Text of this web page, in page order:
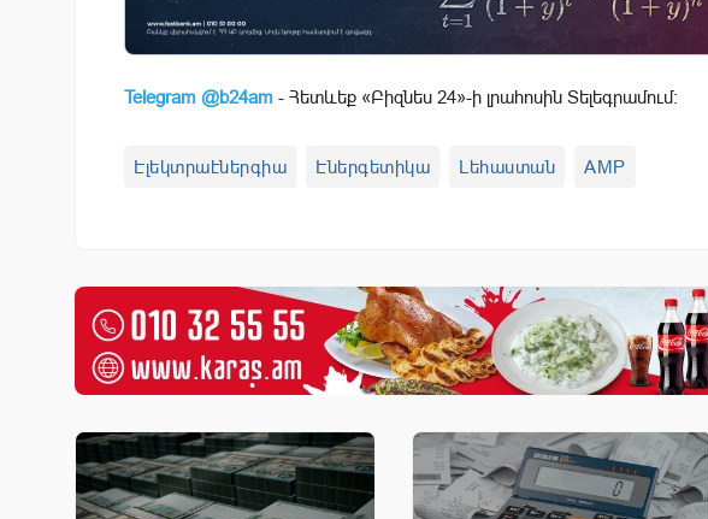
Telegram @b24am - Հետևեք «Բիզնես 24»-ի լրահոսին Տելեգրամում:
Էլեկտրաէներգիա Էներգետիկա Լեհաստան AMP